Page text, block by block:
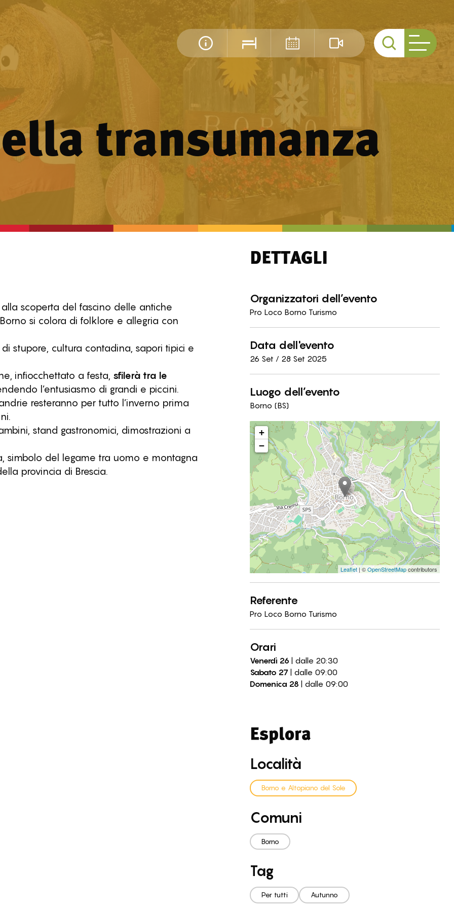
Cerca
transumanza
scoperta del fascino delle antiche
si colora di folklore e allegria con
stupore, cultura contadina, sapori tipici e
infiocchettato a festa, sfilerà tra le
l’entusiasmo di grandi e piccini.
resteranno per tutto l’inverno prima
stand gastronomici, dimostrazioni a
simbolo del legame tra uomo e montagna
provincia di Brescia.
DETTAGLI
Organizzatori dell’evento
Pro Loco Borno Turismo
Data dell'evento
26 Set / 28 Set 2025
Luogo dell’evento
Borno (BS)
+
−
Leaflet| ©OpenStreetMapcontributors
Referente
Pro Loco Borno Turismo
Orari
Venerdì 26 | dalle 20:30
Sabato 27 | dalle 09:00
Domenica 28 | dalle 09:00
Esplora
Località
Borno e Altopiano del Sole
Comuni
Borno
Tag
Per tutti Autunno